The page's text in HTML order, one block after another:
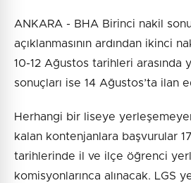
ANKARA - BHA Birinci nakil
açıklanmasının ardından ikinci
10-12 Ağustos tarihleri arasında
sonuçları ise 14 Ağustos’ta ilan
Herhangi bir liseye
kalan kontenjanlara başvurular
tarihlerinde il ve ilçe öğrenci
komisyonlarınca alınacak. LGS